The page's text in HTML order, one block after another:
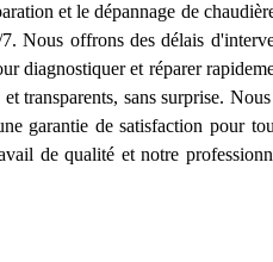
et le dépannage de
Nous offrons des délais
diagnostiquer et réparer
transparents, sans surprise.
garantie de satisfaction pour
de qualité et notre